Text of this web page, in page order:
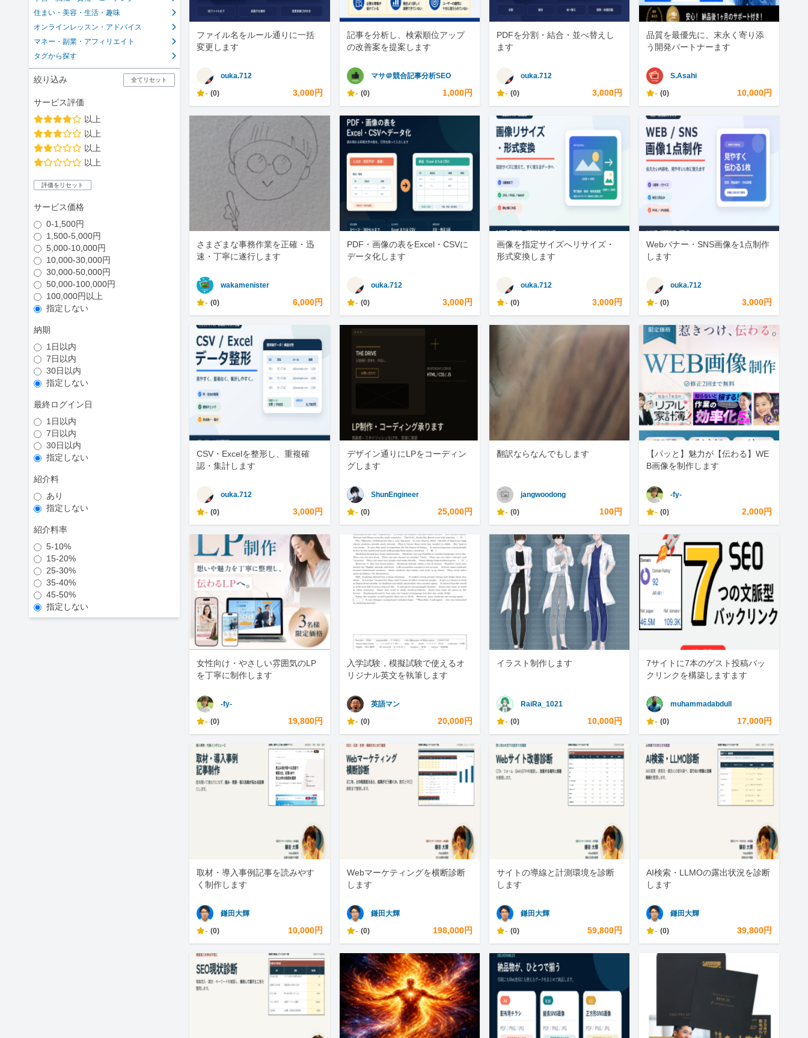
住まい・美容・生活・趣味
オンラインレッスン・アドバイス
マネー・副業・アフィリエイト
タグから探す
絞り込み 全てリセット
サービス評価
以上
以上
以上
以上
評価をリセット
サービス価格
0-1,500円
1,500-5,000円
5,000-10,000円
10,000-30,000円
30,000-50,000円
50,000-100,000円
100,000円以上
指定しない
納期
1日以内
7日以内
30日以内
指定しない
最終ログイン日
1日以内
7日以内
30日以内
指定しない
紹介料
あり
指定しない
紹介料率
5-10%
15-20%
25-30%
35-40%
45-50%
指定しない
ファイル名をルール通りに一括
変更します
ouka.712
- (0) 3,000円
記事を分析し、検索順位アップ
の改善案を提案します
マサ＠競合記事分析SEO
- (0) 1,000円
PDFを分割・結合・並べ替えし
ます
ouka.712
- (0) 3,000円
品質を最優先に、末永く寄り添
う開発パートナーます
S.Asahi
- (0) 10,000円
さまざまな事務作業を正確・迅
速・丁寧に遂行します
wakamenister
- (0) 6,000円
PDF・画像の表をExcel・CSVに
データ化します
ouka.712
- (0) 3,000円
画像を指定サイズへリサイズ・
形式変換します
ouka.712
- (0) 3,000円
Webバナー・SNS画像を1点制作
します
ouka.712
- (0) 3,000円
CSV・Excelを整形し、重複確
認・集計します
ouka.712
- (0) 3,000円
デザイン通りにLPをコーディン
グします
ShunEngineer
- (0) 25,000円
翻訳ならなんでもします
jangwoodong
- (0) 100円
【パッと】魅力が【伝わる】WE
B画像を制作します
-fy-
- (0) 2,000円
女性向け・やさしい雰囲気のLP
を丁寧に制作します
-fy-
- (0) 19,800円
入学試験，模擬試験で使えるオ
リジナル英文を執筆します
英語マン
- (0) 20,000円
イラスト制作します
RaiRa_1021
- (0) 10,000円
7サイトに7本のゲスト投稿バッ
クリンクを構築しますます
muhammadabdull
- (0) 17,000円
取材・導入事例記事を読みやす
く制作します
鎌田大輝
- (0) 10,000円
Webマーケティングを横断診断
します
鎌田大輝
- (0) 198,000円
サイトの導線と計測環境を診断
します
鎌田大輝
- (0) 59,800円
AI検索・LLMOの露出状況を診断
します
鎌田大輝
- (0) 39,800円